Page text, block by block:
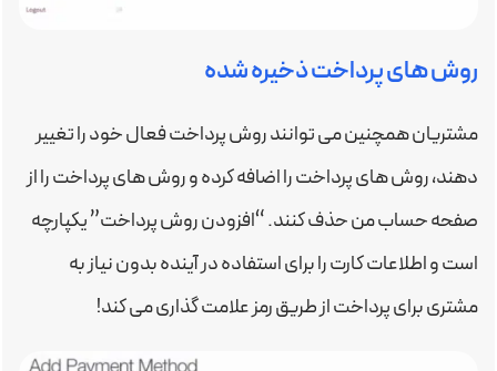
روش های پرداخت ذخیره شده
مشتریان همچنین می توانند روش پرداخت فعال خود را تغییر
دهند، روش های پرداخت را اضافه کرده و روش های پرداخت را از
صفحه حساب من حذف کنند. “افزودن روش پرداخت” یکپارچه
است و اطلاعات کارت را برای استفاده در آینده بدون نیاز به
مشتری برای پرداخت از طریق رمز علامت گذاری می کند!